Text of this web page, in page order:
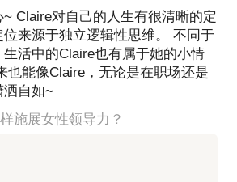
Claire对自己的人生有很清晰的定
来源于独立逻辑性思维。 不同于
活中的Claire也有属于她的小情
也能像Claire，无论是在职场还是
洒自如~
施展女性领导力？